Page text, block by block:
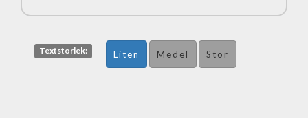
Textstorlek: Liten Medel Stor